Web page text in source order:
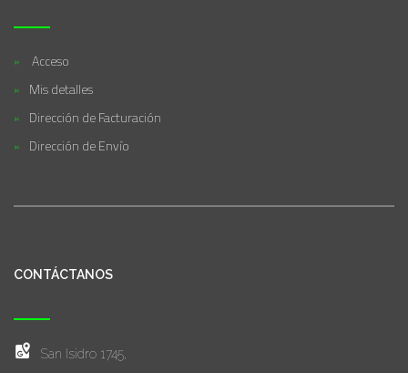
Acceso
Mis detalles
Dirección de Facturación
Dirección de Envío
CONTÁCTANOS
San Isidro 1745,